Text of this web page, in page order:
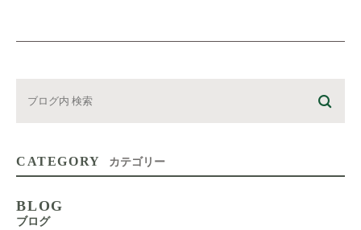
CATEGORY カテゴリー
BLOG
ブログ